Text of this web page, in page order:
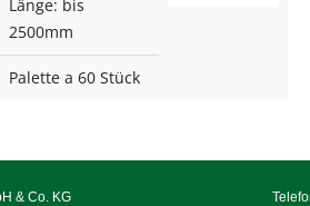
Länge: bis
2500mm
Palette a 60 Stück
& Co. KG